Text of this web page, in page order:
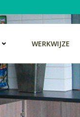
WERKWIJZE